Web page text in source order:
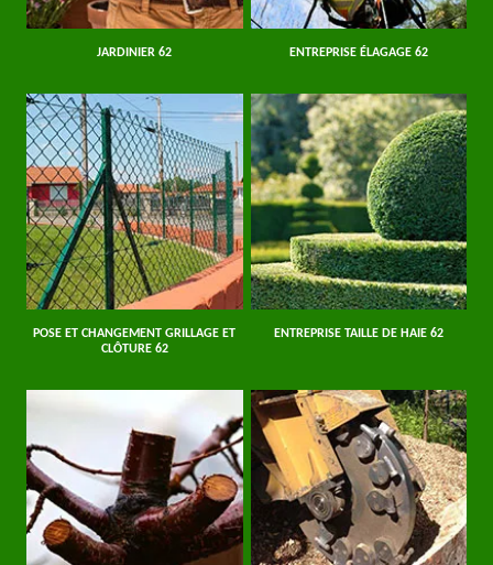
JARDINIER 62 ENTREPRISE ÉLAGAGE 62
POSE ET CHANGEMENT GRILLAGE ET
CLÔTURE 62
ENTREPRISE TAILLE DE HAIE 62